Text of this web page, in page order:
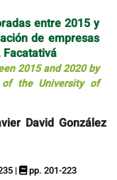
entre 2015 y
de empresas
Facatativá
2015 and 2020 by
of the University of
David González
| pp. 201-223